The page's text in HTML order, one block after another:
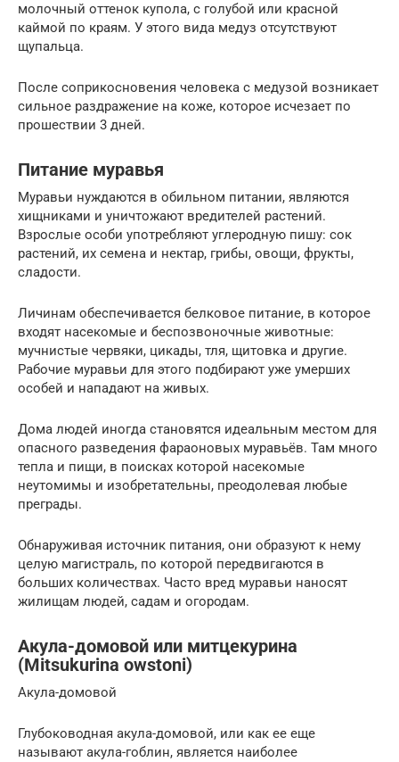
молочный оттенок купола, с голубой или красной
каймой по краям. У этого вида медуз отсутствуют
щупальца.
После соприкосновения человека с медузой возникает
сильное раздражение на коже, которое исчезает по
прошествии 3 дней.
Питание муравья
Муравьи нуждаются в обильном питании, являются
хищниками и уничтожают вредителей растений.
Взрослые особи употребляют углеродную пишу: сок
растений, их семена и нектар, грибы, овощи, фрукты,
сладости.
Личинам обеспечивается белковое питание, в которое
входят насекомые и беспозвоночные животные:
мучнистые червяки, цикады, тля, щитовка и другие.
Рабочие муравьи для этого подбирают уже умерших
особей и нападают на живых.
Дома людей иногда становятся идеальным местом для
опасного разведения фараоновых муравьёв. Там много
тепла и пищи, в поисках которой насекомые
неутомимы и изобретательны, преодолевая любые
преграды.
Обнаруживая источник питания, они образуют к нему
целую магистраль, по которой передвигаются в
больших количествах. Часто вред муравьи наносят
жилищам людей, садам и огородам.
Акула-домовой или митцекурина
(Mitsukurina owstoni)
Акула-домовой
Глубоководная акула-домовой, или как ее еще
называют акула-гоблин, является наиболее